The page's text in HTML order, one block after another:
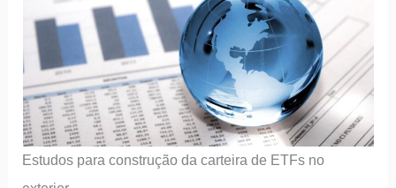
Estudos para construção da carteira de ETFs no